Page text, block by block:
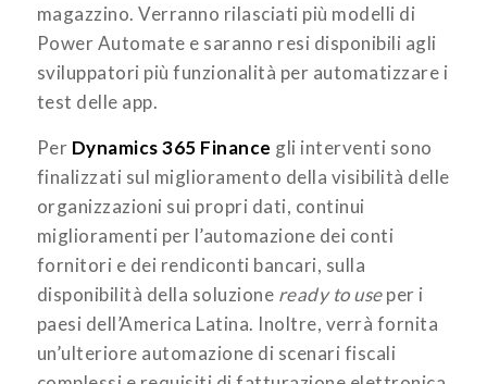
magazzino. Verranno rilasciati più modelli di
Power Automate e saranno resi disponibili agli
sviluppatori più funzionalità per automatizzare i
test delle app.
Per Dynamics 365 Finance gli interventi sono
finalizzati sul miglioramento della visibilità delle
organizzazioni sui propri dati, continui
miglioramenti per l’automazione dei conti
fornitori e dei rendiconti bancari, sulla
disponibilità della soluzione ready to useper i
paesi dell’America Latina. Inoltre, verrà fornita
un’ulteriore automazione di scenari fiscali